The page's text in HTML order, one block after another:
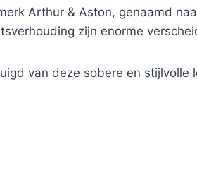
Arthur & Aston, genaamd
zijn enorme
van deze sobere en